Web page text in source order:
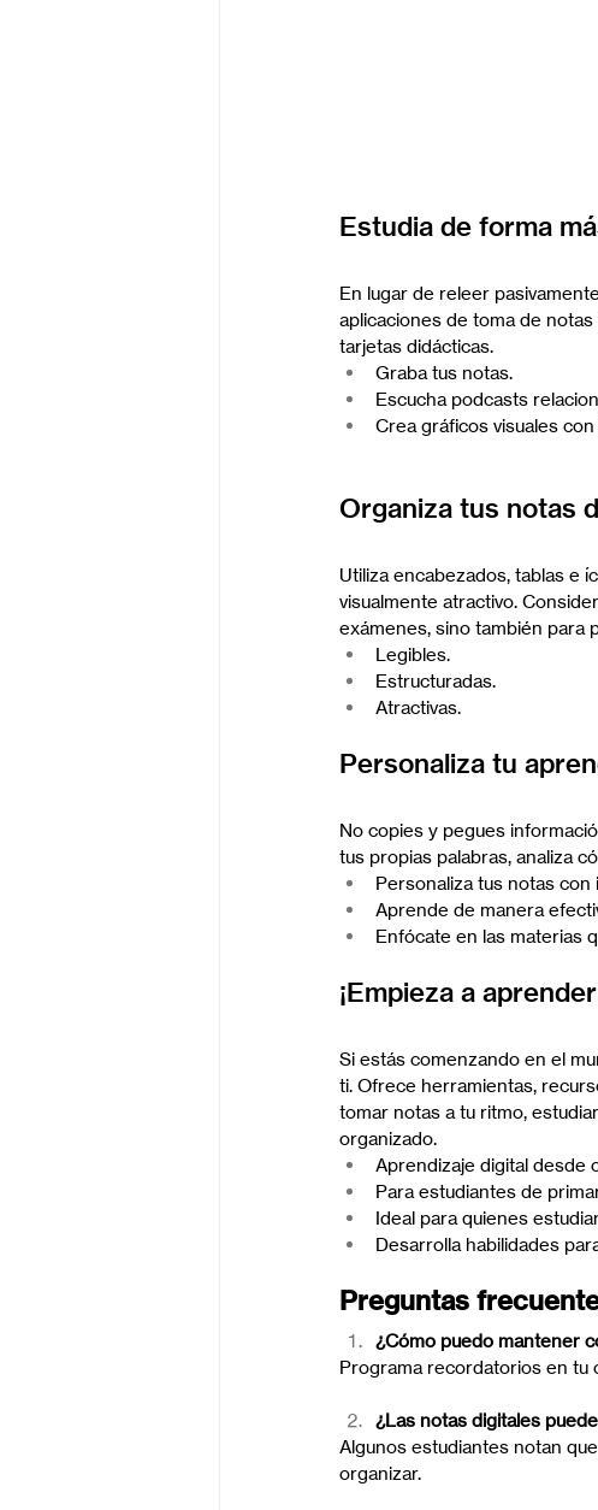
Estudia de forma
En lugar de releer
aplicaciones de toma de
tarjetas didácticas.
Graba tus notas.
Escucha podcasts
Crea gráficos visuales
Organiza tus notas
Utiliza encabezados, tablas e
visualmente atractivo.
exámenes, sino también para
Legibles.
Estructuradas.
Atractivas.
Personaliza tu
No copies y pegues
tus propias palabras, analiza
Personaliza tus notas con
Aprende de manera
Enfócate en las materias
¡Empieza a
Si estás comenzando en el
ti. Ofrece herramientas,
tomar notas a tu ritmo,
organizado.
Aprendizaje digital desde
Para estudiantes de
Ideal para quienes
Desarrolla habilidades
Preguntas
¿Cómo puedo mantener
Programa recordatorios en tu
¿Las notas digitales
Algunos estudiantes notan
organizar.